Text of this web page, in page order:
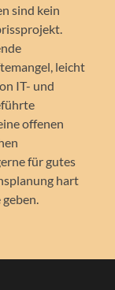
sind kein
leicht
IT- und
offenen
für gutes
hart